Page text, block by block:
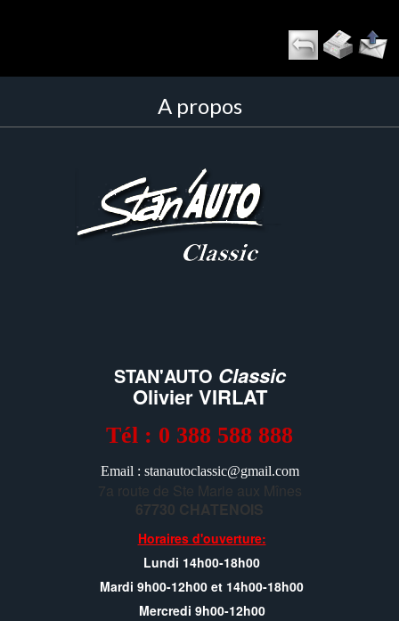
A propos
STAN'AUTO Classic
Olivier VIRLAT
Tél : 0 388 588 888
Email : stanautoclassic@gmail.com
7a route de Ste Marie aux Mînes
67730 CHATENOIS
Horaires d'ouverture:
Lundi 14h00-18h00
Mardi 9h00-12h00 et 14h00-18h00
Mercredi 9h00-12h00